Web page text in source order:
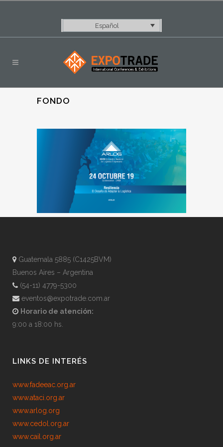
Español
FONDO
Guatemala 5885 (C1425BVM)
Buenos Aires – Argentina
(54-11) 4779-5300
eventos@expotrade.com.ar
Horario de atención:
9:00 a 18:00 hs.
LINKS DE INTERÉS
www.fadeeac.org.ar
www.ataci.org.ar
www.arlog.org
www.cedol.org.ar
www.cail.org.ar